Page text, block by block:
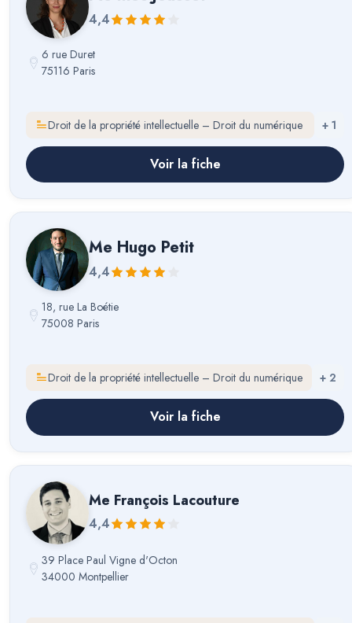
4,4
6 rue Duret
75116 Paris
Droit de la propriété intellectuelle – Droit du numérique + 1
Voir la fiche
Me Hugo Petit
4,4
18, rue La Boétie
75008 Paris
Droit de la propriété intellectuelle – Droit du numérique + 2
Voir la fiche
Me François Lacouture
4,4
39 Place Paul Vigne d'Octon
34000 Montpellier